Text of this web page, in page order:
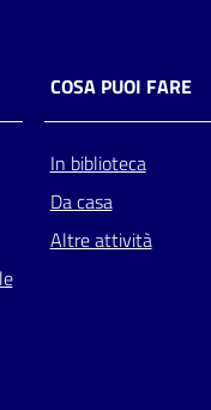
COSA PUOI FARE
In biblioteca
Da casa
Altre attività